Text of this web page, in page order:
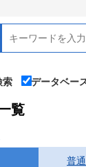
索
データベー
覧
普